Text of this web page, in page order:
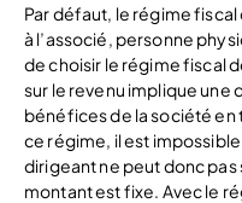
Par défaut, le régime fiscal
à l’associé, personne
de choisir le régime fiscal
sur le revenu implique une
bénéfices de la société en
ce régime, il est
dirigeant ne peut donc pas
montant est fixe. Avec le